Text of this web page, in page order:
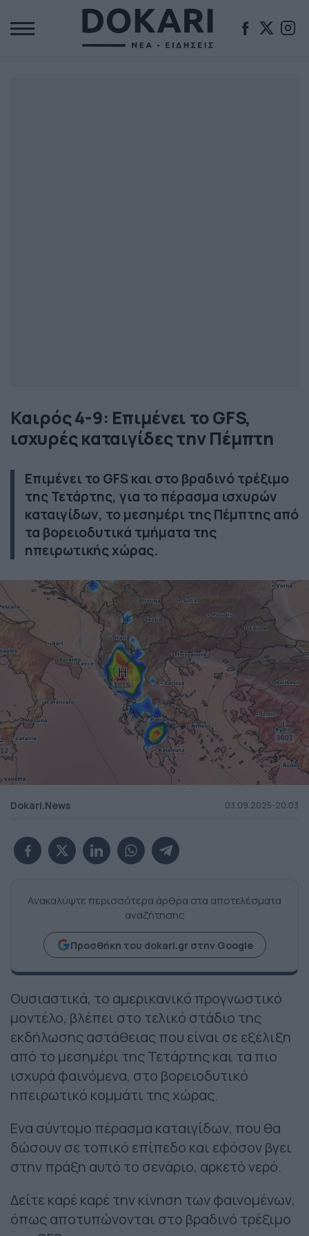
Καιρός 4-9: Επιμένει το GFS,
ισχυρές καταιγίδες την Πέμπτη
Επιμένει το GFS και στο βραδινό τρέξιμο
της Τετάρτης, για το πέρασμα ισχυρών
καταιγίδων, το μεσημέρι της Πέμπτης από
τα βορειοδυτικά τμήματα της
ηπειρωτικής χώρας.
Dokari.News 03.09.2025-20:03
Ανακαλύψτε περισσότερα άρθρα στα αποτελέσματα
αναζήτησης
Προσθήκη του dokari.gr στην Google
Ουσιαστικά, το αμερικανικό προγνωστικό
μοντέλο, βλέπει στο τελικό στάδιο της
εκδήλωσης αστάθειας που είναι σε εξέλιξη
από το μεσημέρι της Τετάρτης και τα πιο
ισχυρά φαινόμενα, στο βορειοδυτικό
ηπειρωτικό κομμάτι της χώρας.
Ενα σύντομο πέρασμα καταιγίδων, που θα
δώσουν σε τοπικό επίπεδο και εφόσον βγει
στην πράξη αυτό το σενάριο, αρκετό νερό.
Δείτε καρέ καρέ την κίνηση των φαινομένων,
όπως αποτυπώνονται στο βραδινό τρέξιμο